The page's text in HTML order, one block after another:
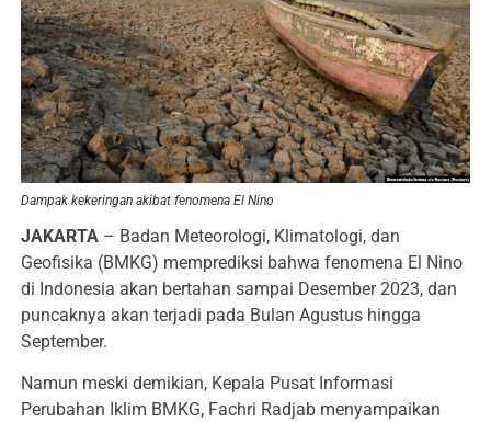
Dampak kekeringan akibat fenomena El Nino
JAKARTA – Badan Meteorologi, Klimatologi, dan
Geofisika (BMKG) memprediksi bahwa fenomena El Nino
di Indonesia akan bertahan sampai Desember 2023, dan
puncaknya akan terjadi pada Bulan Agustus hingga
September.
Namun meski demikian, Kepala Pusat Informasi
Perubahan Iklim BMKG, Fachri Radjab menyampaikan